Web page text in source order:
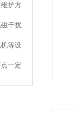
护方
干扰
等设
一定